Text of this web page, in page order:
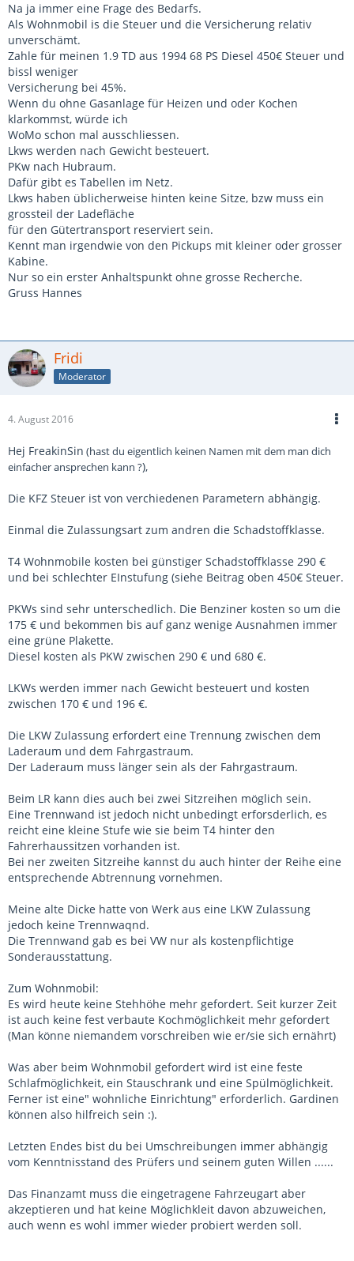
Na ja immer eine Frage des Bedarfs.
Als Wohnmobil is die Steuer und die Versicherung relativ
unverschämt.
Zahle für meinen 1.9 TD aus 1994 68 PS Diesel 450€ Steuer und
bissl weniger
Versicherung bei 45%.
Wenn du ohne Gasanlage für Heizen und oder Kochen
klarkommst, würde ich
WoMo schon mal ausschliessen.
Lkws werden nach Gewicht besteuert.
PKw nach Hubraum.
Dafür gibt es Tabellen im Netz.
Lkws haben üblicherweise hinten keine Sitze, bzw muss ein
grossteil der Ladefläche
für den Gütertransport reserviert sein.
Kennt man irgendwie von den Pickups mit kleiner oder grosser
Kabine.
Nur so ein erster Anhaltspunkt ohne grosse Recherche.
Gruss Hannes
Fridi
Moderator
4. August 2016
Hej FreakinSin (hast du eigentlich keinen Namen mit dem man dich
einfacher ansprechen kann ?),
Die KFZ Steuer ist von verchiedenen Parametern abhängig.
Einmal die Zulassungsart zum andren die Schadstoffklasse.
T4 Wohnmobile kosten bei günstiger Schadstoffklasse 290 €
und bei schlechter EInstufung (siehe Beitrag oben 450€ Steuer.
PKWs sind sehr unterschedlich. Die Benziner kosten so um die
175 € und bekommen bis auf ganz wenige Ausnahmen immer
eine grüne Plakette.
Diesel kosten als PKW zwischen 290 € und 680 €.
LKWs werden immer nach Gewicht besteuert und kosten
zwischen 170 € und 196 €.
Die LKW Zulassung erfordert eine Trennung zwischen dem
Laderaum und dem Fahrgastraum.
Der Laderaum muss länger sein als der Fahrgastraum.
Beim LR kann dies auch bei zwei Sitzreihen möglich sein.
Eine Trennwand ist jedoch nicht unbedingt erforsderlich, es
reicht eine kleine Stufe wie sie beim T4 hinter den
Fahrerhaussitzen vorhanden ist.
Bei ner zweiten Sitzreihe kannst du auch hinter der Reihe eine
entsprechende Abtrennung vornehmen.
Meine alte Dicke hatte von Werk aus eine LKW Zulassung
jedoch keine Trennwaqnd.
Die Trennwand gab es bei VW nur als kostenpflichtige
Sonderausstattung.
Zum Wohnmobil:
Es wird heute keine Stehhöhe mehr gefordert. Seit kurzer Zeit
ist auch keine fest verbaute Kochmöglichkeit mehr gefordert
(Man könne niemandem vorschreiben wie er/sie sich ernährt)
Was aber beim Wohnmobil gefordert wird ist eine feste
Schlafmöglichkeit, ein Stauschrank und eine Spülmöglichkeit.
Ferner ist eine" wohnliche Einrichtung" erforderlich. Gardinen
können also hilfreich sein :).
Letzten Endes bist du bei Umschreibungen immer abhängig
vom Kenntnisstand des Prüfers und seinem guten Willen ......
Das Finanzamt muss die eingetragene Fahrzeugart aber
akzeptieren und hat keine Möglichkleit davon abzuweichen,
auch wenn es wohl immer wieder probiert werden soll.